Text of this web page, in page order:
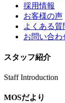
採用情報
お客様の声
よくある質
お問い合わ
スタッフ紹介
Staff Introduction
MOSだより